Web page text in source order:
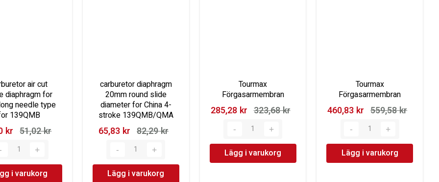
air cut
diaphragm for
needle type
139QMB
kr‎ 51,02 kr‎
i varukorg
carburetor diaphragm
20mm round slide
diameter for China 4-
stroke 139QMB/QMA
65,83 kr‎ 82,29 kr‎
Lägg i varukorg
Tourmax
Förgasarmembran
285,28 kr‎ 323,68 kr‎
Lägg i varukorg
Tourmax
Förgasarmembran
460,83 kr‎ 559,58 kr‎
Lägg i varukorg